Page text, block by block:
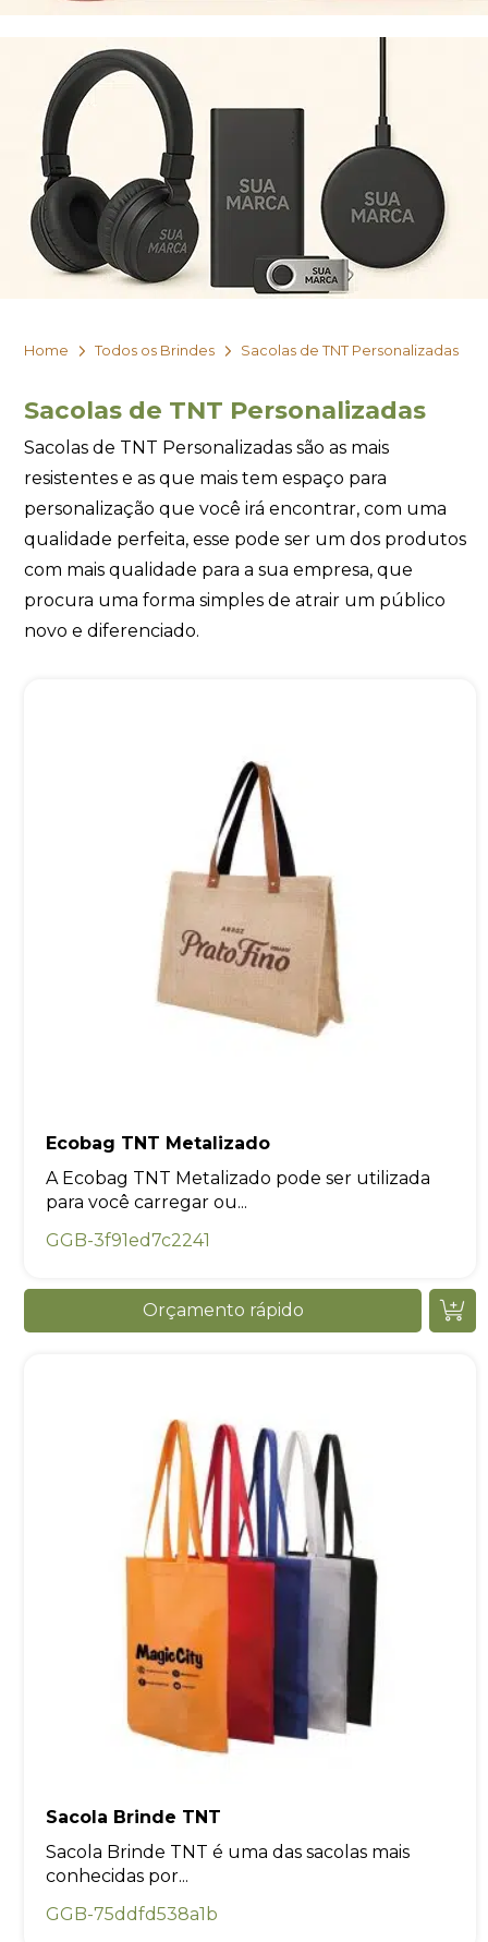
Home Todos os Brindes Sacolas de TNT Personalizadas
Sacolas de TNT Personalizadas
Sacolas de TNT Personalizadas são as mais
resistentes e as que mais tem espaço para
personalização que você irá encontrar, com uma
qualidade perfeita, esse pode ser um dos produtos
com mais qualidade para a sua empresa, que
procura uma forma simples de atrair um público
novo e diferenciado.
Ecobag TNT Metalizado
A Ecobag TNT Metalizado pode ser utilizada
para você carregar ou...
GGB-3f91ed7c2241
Orçamento rápido
Sacola Brinde TNT
Sacola Brinde TNT é uma das sacolas mais
conhecidas por...
GGB-75ddfd538a1b